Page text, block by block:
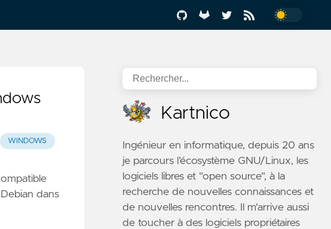
WINDOWS
dans
Kartnico
Ingénieur en informatique, depuis 20 ans
je parcours l’écosystème GNU/Linux, les
logiciels libres et "open source", à la
recherche de nouvelles connaissances et
de nouvelles rencontres. Il m'arrive aussi
de toucher à des logiciels propriétaires